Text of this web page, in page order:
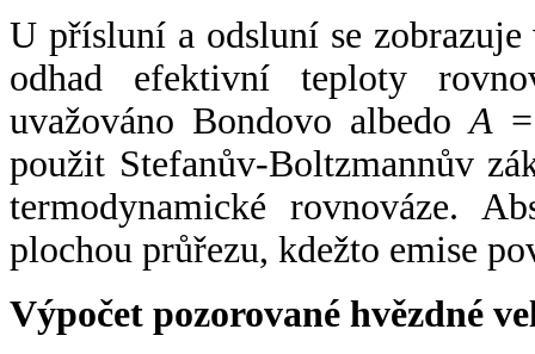
U přísluní a odsluní se
odhad efektivní teploty
uvažováno Bondovo albedoA
použit Stefanův-Boltzmannův
termodynamické rovnováze.
plochou průřezu, kdežto emise
Výpočet pozorované hvězdné